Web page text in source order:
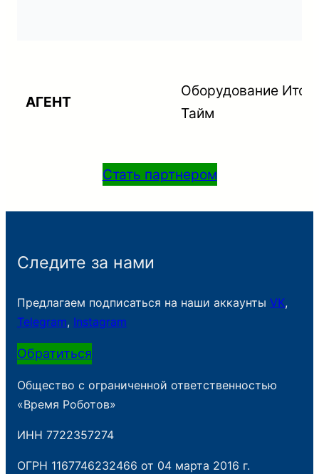
АГЕНТ
Оборудование Итс
Тайм
Стать партнером
Следите за нами
Предлагаем подписаться на наши аккаунты VK,
Telegram, Instagram
Обратиться
Общество с ограниченной ответственностью
«Время Роботов»
ИНН 7722357274
ОГРН 1167746232466 от 04 марта 2016 г.